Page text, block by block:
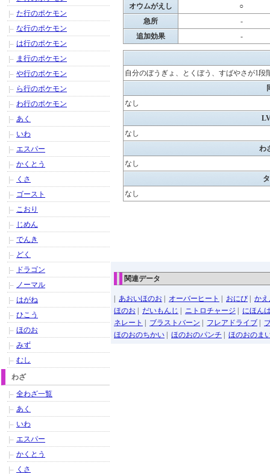
オウムがえし
○
急所
-
追加効果
-
自分のぼうぎょ、とくぼう、すばやさが1段
なし
なし
わ
なし
なし
関連データ
あおいほのお オーバーヒート おにび
か
ほのお
だいもんじ ニトロチャージ
にほん
ネレート
ブラストバーン フレアドライブ
ほのおのちかい
ほのおのパンチ ほのおのま
た行のポケモン
な行のポケモン
は行のポケモン
ま行のポケモン
や行のポケモン
ら行のポケモン
わ行のポケモン
あく
いわ
エスパー
かくとう
くさ
ゴースト
こおり
じめん
でんき
どく
ドラゴン
ノーマル
はがね
ひこう
ほのお
みず
むし
わざ
全わざ一覧
あく
いわ
エスパー
かくとう
くさ